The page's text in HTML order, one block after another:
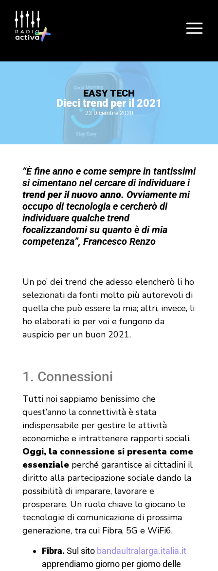
EASY TECH
Dieci trend per il 2021
23 Dicembre 2020
“È fine anno e come sempre in tantissimi
si cimentano nel cercare di individuare i
trend per il nuovo anno. Ovviamente mi
occupo di tecnologia e cercherò di
individuare qualche trend
focalizzandomi su quanto è di mia
competenza”, Francesco Renzo
Un po’ dei trend che adesso elencherò li ho
selezionati da fonti molto più autorevoli di
quella che può essere la mia; altri, invece, li
ho elaborati io per voi e fungono da
auspicio per un buon 2021.
1. Connessioni
Tutti noi sappiamo benissimo che
quest’anno la connettività è stata
indispensabile per gestire le attività
economiche e intrattenere rapporti sociali.
Oggi, la connessione si presenta come
essenzialeperché garantisce ai cittadini il
diritto alla partecipazione sociale dando la
possibilità di imparare, lavorare e
prosperare. Un ruolo chiave lo giocano le
tecnologie di comunicazione di prossima
generazione, tra cui Fibra, 5G e WiFi6.
Fibra.Sul sito bandaultralarga.italia.it
apprendiamo giorno per giorno delle